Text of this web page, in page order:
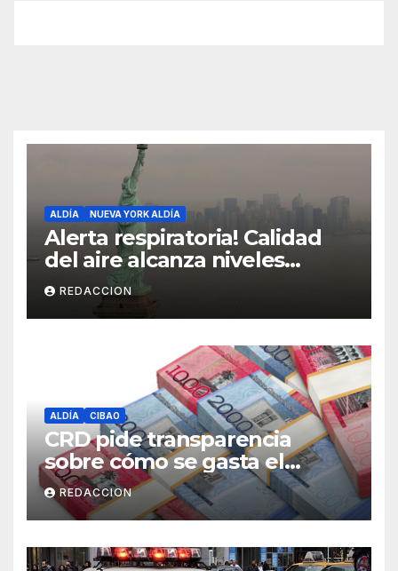
ALDÍA NUEVA YORK ALDÍA
Alerta respiratoria! Calidad
del aire alcanza niveles
peligrosos en NYC
REDACCION
ALDÍA CIBAO
CRD pide transparencia
sobre cómo se gasta el
dinero del Seguro Familiar de
Salud
REDACCION